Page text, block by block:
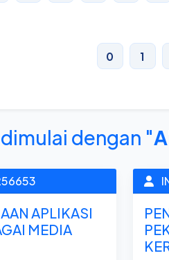
0 1
dengan "A
APLIKASI
MEDIA